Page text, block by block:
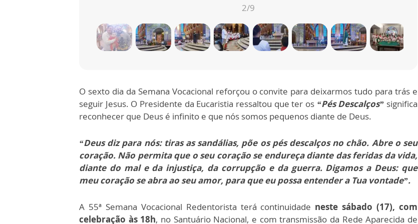
2/9
O sexto dia da Semana Vocacional reforçou o convite para deixarmos tudo para trás e
seguir Jesus. O Presidente da Eucaristia ressaltou que ter os “Pés Descalços” significa
reconhecer que Deus é infinito e que nós somos pequenos diante de Deus.
“Deus diz para nós: tiras as sandálias, põe os pés descalços no chão. Abre o seu
coração. Não permita que o seu coração se endureça diante das feridas da vida,
diante do mal e da injustiça, da corrupção e da guerra. Digamos a Deus: que
meu coração se abra ao seu amor, para que eu possa entender a Tua vontade”.
A 55ª Semana Vocacional Redentorista terá continuidade neste sábado (17), com
celebração às 18h, no Santuário Nacional, e com transmissão da Rede Aparecida de